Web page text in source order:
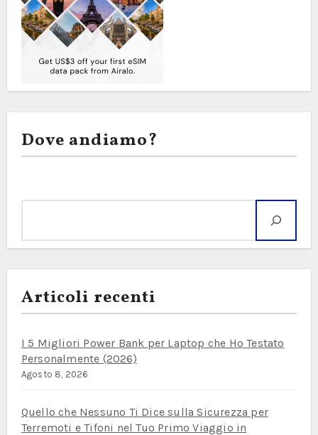
Dove andiamo?
Articoli recenti
I 5 Migliori Power Bank per Laptop che Ho Testato
Personalmente (2026)
Agosto 8, 2026
Quello che Nessuno Ti Dice sulla Sicurezza per
Terremoti e Tifoni nel Tuo Primo Viaggio in